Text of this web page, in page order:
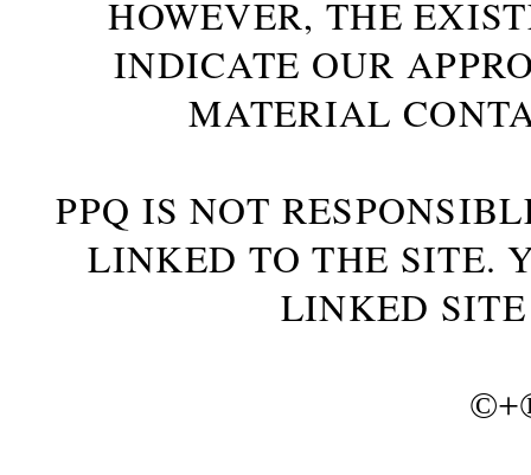
HOWEVER, THE
INDICATE OUR
MATERIAL
PPQ IS NOT
LINKED TO THE SITE.
LINKED
©+